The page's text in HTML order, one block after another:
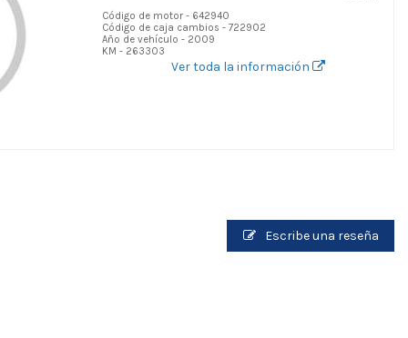
Código de motor - 642940
Código de caja cambios - 722902
Año de vehículo - 2009
KM - 263303
Ver toda la información
Escribe una reseña